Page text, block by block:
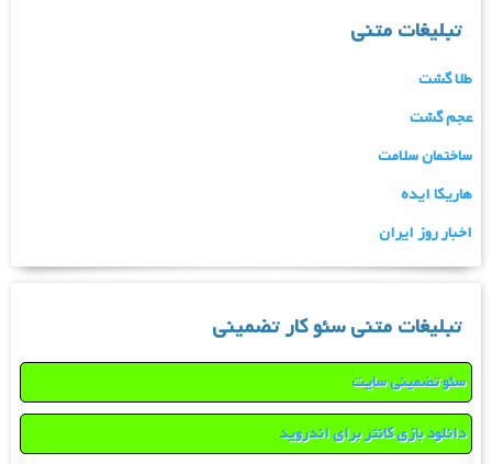
تبلیغات متنی
طلا گشت
عجم گشت
ساختمان سلامت
هاریکا ایده
اخبار روز ایران
تبلیغات متنی سئو کار تضمینی
سئو تضمینی سایت
دانلود بازی کانتر برای اندروید